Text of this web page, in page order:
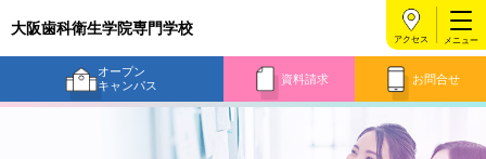
大阪歯科衛生学院専門学校
オープン
キャンパス
資料請求 お問合せ
アクセス